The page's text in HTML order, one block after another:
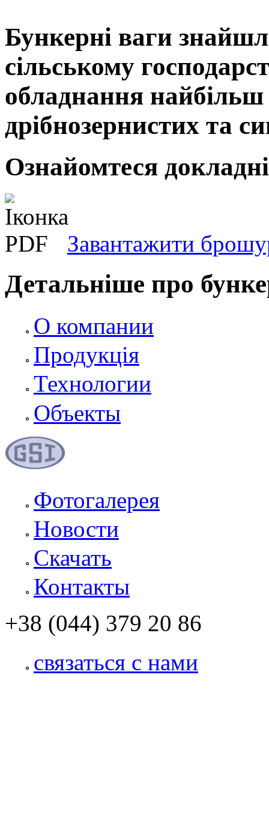
Бункерні ваги
сільському
обладнання
дрібнозернистих та
Ознайомтеся
Завантажити
Детальніше про
О компании
Продукція
Технологии
Объекты
Фотогалерея
Новости
Скачать
Контакты
+38 (044) 379 20 86
связаться с нами